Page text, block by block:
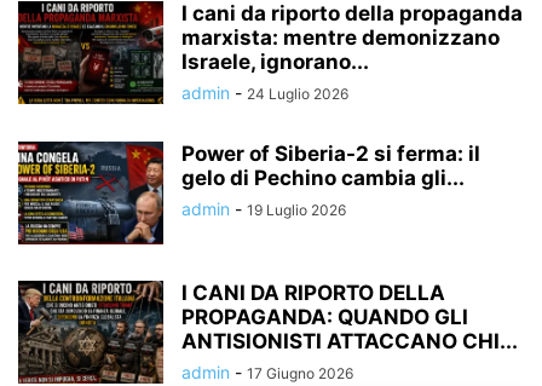
I cani da riporto della propaganda
marxista: mentre demonizzano
Israele, ignorano...
admin - 24 Luglio 2026
Power of Siberia-2 si ferma: il
gelo di Pechino cambia gli...
admin - 19 Luglio 2026
I CANI DA RIPORTO DELLA
PROPAGANDA: QUANDO GLI
ANTISIONISTI ATTACCANO CHI...
admin - 17 Giugno 2026